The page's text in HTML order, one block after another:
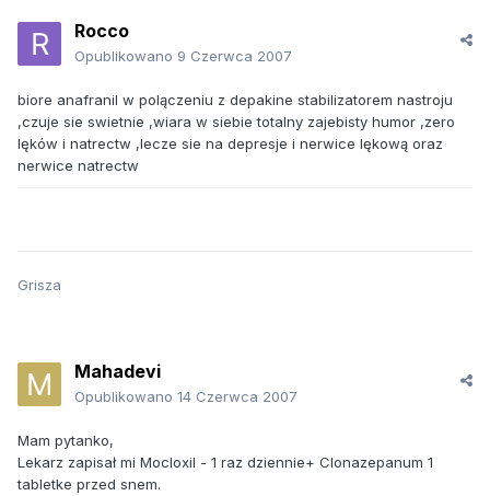
Rocco
Opublikowano 9 Czerwca 2007
biore anafranil w polączeniu z depakine stabilizatorem nastroju
,czuje sie swietnie ,wiara w siebie totalny zajebisty humor ,zero
lęków i natrectw ,lecze sie na depresje i nerwice lękową oraz
nerwice natrectw
Grisza
Mahadevi
Opublikowano 14 Czerwca 2007
Mam pytanko,
Lekarz zapisał mi Mocloxil - 1 raz dziennie+ Clonazepanum 1
tabletke przed snem.